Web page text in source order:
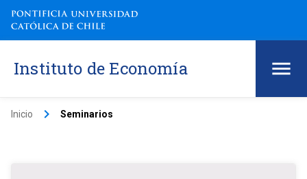
Instituto de Economía
Inicio keyboard_arrow_right Seminarios